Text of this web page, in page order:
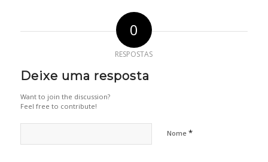
0
RESPOSTAS
Deixe uma resposta
Want to join the discussion?
Feel free to contribute!
Nome *